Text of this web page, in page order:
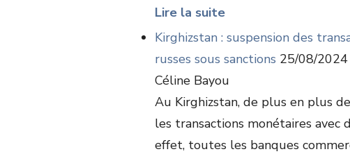
Lire la suite
Kirghizstan : suspension des
russes sous sanctions 25/08/2024
Céline Bayou
Au Kirghizstan, de plus en plus
les transactions monétaires avec
effet, toutes les banques